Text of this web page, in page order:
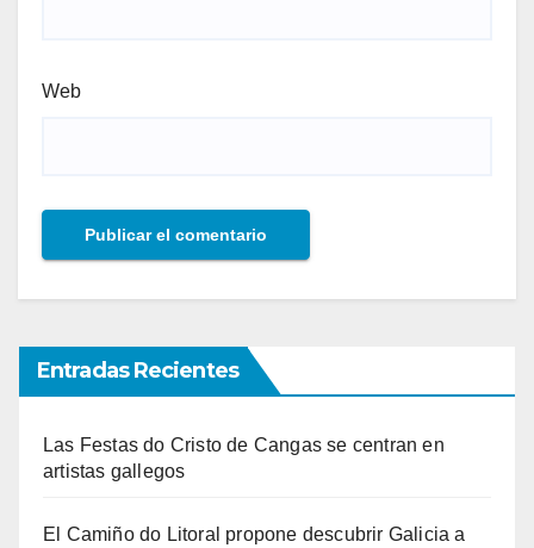
Web
Entradas Recientes
Las Festas do Cristo de Cangas se centran en
artistas gallegos
El Camiño do Litoral propone descubrir Galicia a